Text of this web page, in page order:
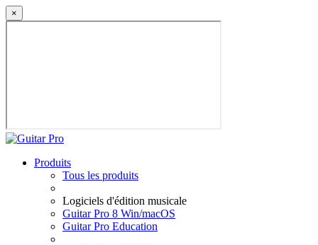
×
Produits
Tous les produits
Logiciels d'édition musicale
Guitar Pro 8 Win/macOS
Guitar Pro Education